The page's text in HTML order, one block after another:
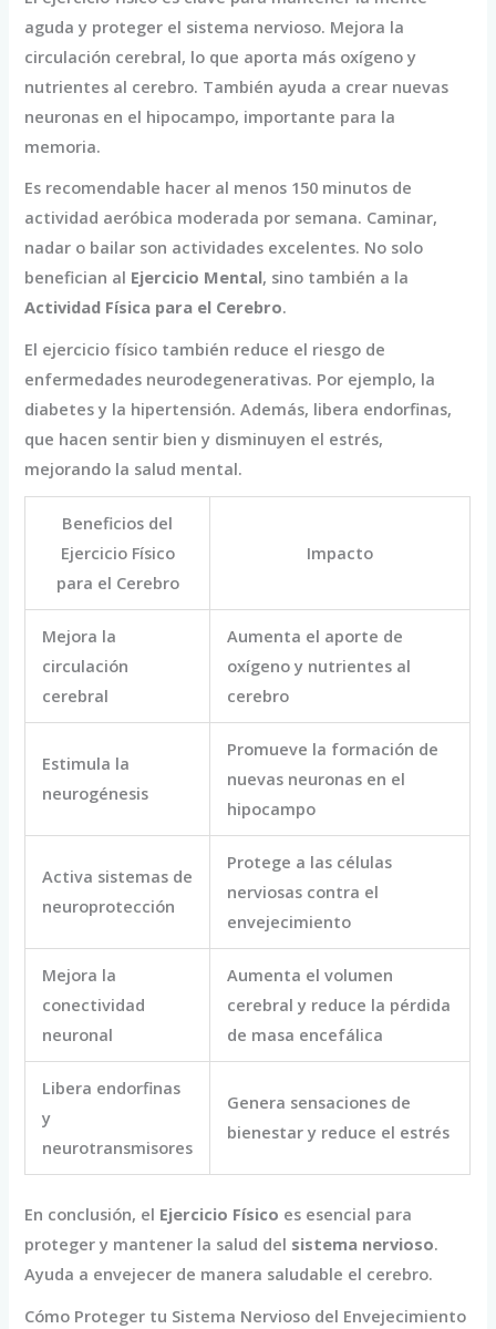
aguda y proteger el sistema nervioso. Mejora la
circulación cerebral, lo que aporta más oxígeno y
nutrientes al cerebro. También ayuda a crear nuevas
neuronas en el hipocampo, importante para la
memoria.
Es recomendable hacer al menos 150 minutos de
actividad aeróbica moderada por semana. Caminar,
nadar o bailar son actividades excelentes. No solo
benefician al Ejercicio Mental, sino también a la
Actividad Física para el Cerebro.
El ejercicio físico también reduce el riesgo de
enfermedades neurodegenerativas. Por ejemplo, la
diabetes y la hipertensión. Además, libera endorfinas,
que hacen sentir bien y disminuyen el estrés,
mejorando la salud mental.
Beneficios del
Ejercicio Físico
para el Cerebro
Impacto
Mejora la
circulación
cerebral
Aumenta el aporte de
oxígeno y nutrientes al
cerebro
Estimula la
neurogénesis
Promueve la formación de
nuevas neuronas en el
hipocampo
Activa sistemas de
neuroprotección
Protege a las células
nerviosas contra el
envejecimiento
Mejora la
conectividad
neuronal
Aumenta el volumen
cerebral y reduce la pérdida
de masa encefálica
Libera endorfinas
y
neurotransmisores
Genera sensaciones de
bienestar y reduce el estrés
En conclusión, el Ejercicio Físico es esencial para
proteger y mantener la salud del sistema nervioso.
Ayuda a envejecer de manera saludable el cerebro.
Cómo Proteger tu Sistema Nervioso del Envejecimiento